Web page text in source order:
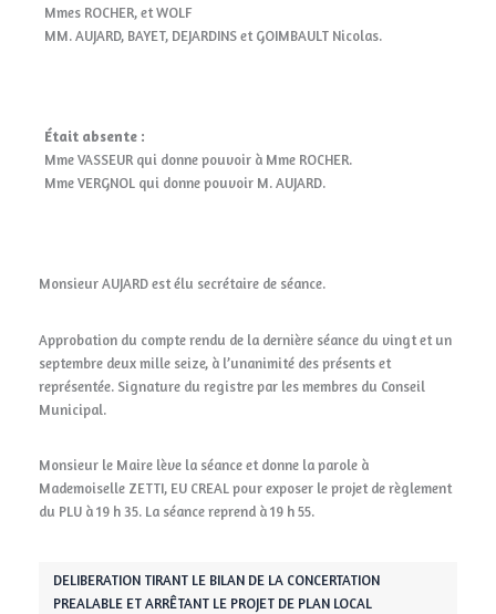
Mmes ROCHER, et WOLF
MM. AUJARD, BAYET, DEJARDINS et GOIMBAULT Nicolas.
Était absente :
Mme VASSEUR qui donne pouvoir à Mme ROCHER.
Mme VERGNOL qui donne pouvoir M. AUJARD.
Monsieur AUJARD est élu secrétaire de séance.
Approbation du compte rendu de la dernière séance du vingt et un
septembre deux mille seize, à l’unanimité des présents et
représentée. Signature du registre par les membres du Conseil
Municipal.
Monsieur le Maire lève la séance et donne la parole à
Mademoiselle ZETTI, EU CREAL pour exposer le projet de règlement
du PLU à 19 h 35. La séance reprend à 19 h 55.
DELIBERATION TIRANT LE BILAN DE LA CONCERTATION
PREALABLE ET ARRÊTANT LE PROJET DE PLAN LOCAL